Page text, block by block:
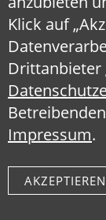
Klick auf
Drittanbieter
Impressum.
AKZEPTIEREN